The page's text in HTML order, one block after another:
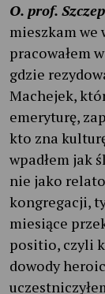
O. prof.
mieszkam we
pracowałem
gdzie
Machejek,
emeryturę,
kto zna
wpadłem jak
nie jako
kongregacji,
miesiące
positio, czyli
dowody